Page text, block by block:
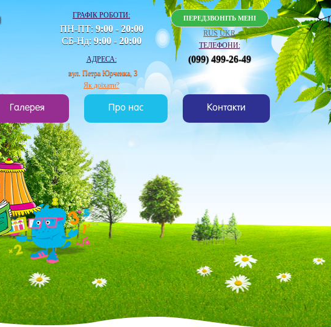
ГРАФІК РОБОТИ:
ПН-ПТ: 9:00 - 20:00
СБ-Нд: 9:00 - 20:00
АДРЕСА:
вул. Петра Юрченка, 3
Як доїхати?
ПЕРЕДЗВОНІТЬ МЕНІ
RUS UKR
ТЕЛЕФОНИ:
(099) 499-26-49
Галерея Про нас Контакти